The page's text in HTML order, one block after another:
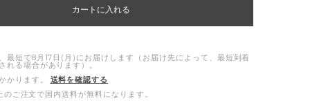
カートに入れる
最短で8月17日(月)にお届けします（お届け先によって、最短到着
れる場合があります）。
かります。
送料を確認する
ご注文で国内送料が無料になります。